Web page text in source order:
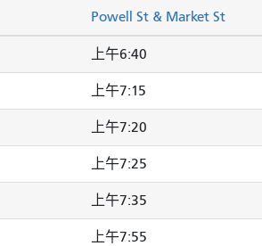
Powell St & Market St
上午6:40
上午7:15
上午7:20
上午7:25
上午7:35
上午7:55